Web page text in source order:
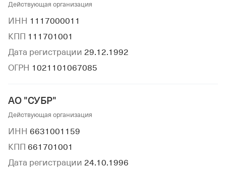
Действующая организация
ИНН 1117000011
КПП 111701001
Дата регистрации 29.12.1992
ОГРН 1021101067085
АО "СУБР"
Действующая организация
ИНН 6631001159
КПП 661701001
Дата регистрации 24.10.1996